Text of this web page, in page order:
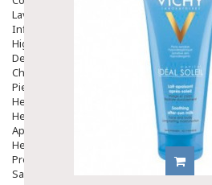
Lavado Ojos
Inflamación Del Oido (otitis)
Higiene Oido
Deshabituación Tabaquismo
Chicles
Piel
Herpes Y Hongos
Heridas Y úlceras
Aparato Genital
Hemorroides
Protectores Y Emolientes
Salud